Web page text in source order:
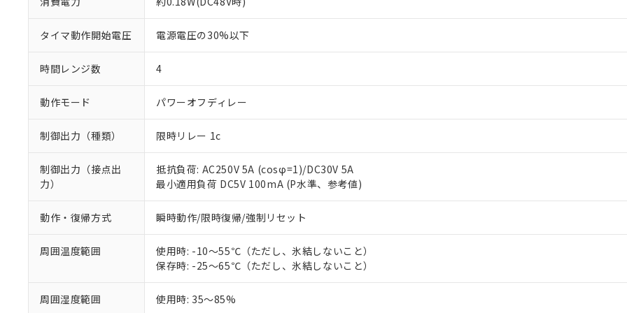
タイマ動作開始電圧 電源電圧の30%以下
時間レンジ数 4
動作モード パワーオフディレー
制御出力（種類） 限時リレー 1c
制御出力（接点出
力）
抵抗負荷: AC250V 5A (cosφ=1)/DC30V 5A
最小適用負荷 DC5V 100mA (P水準、参考値)
動作・復帰方式 瞬時動作/限時復帰/強制リセット
周囲温度範囲
使用時: -10～55℃（ただし、氷結しないこと）
保存時: -25～65℃（ただし、氷結しないこと）
周囲湿度範囲 使用時: 35～85%
※1 対応状況
対応予定なし：EU RoHS指令（10物質）の非含有に非対応の商品で、対応品を出す予定